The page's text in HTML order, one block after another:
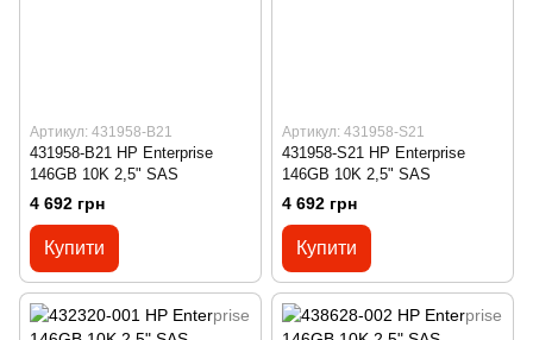
Артикул: 431958-B21
431958-B21 HP Enterprise
146GB 10K 2,5" SAS
4 692 грн
Купити
Артикул: 431958-S21
431958-S21 HP Enterprise
146GB 10K 2,5" SAS
4 692 грн
Купити